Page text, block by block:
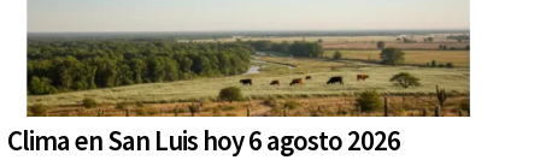
Clima en San Luis hoy 6 agosto 2026